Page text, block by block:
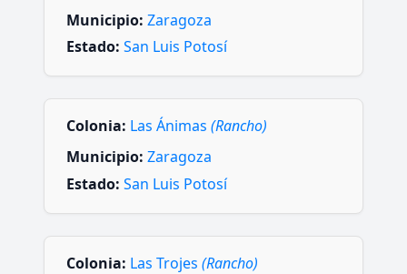
Municipio: Zaragoza
Estado: San Luis Potosí
Colonia: Las Ánimas (Rancho)
Municipio: Zaragoza
Estado: San Luis Potosí
Colonia: Las Trojes (Rancho)